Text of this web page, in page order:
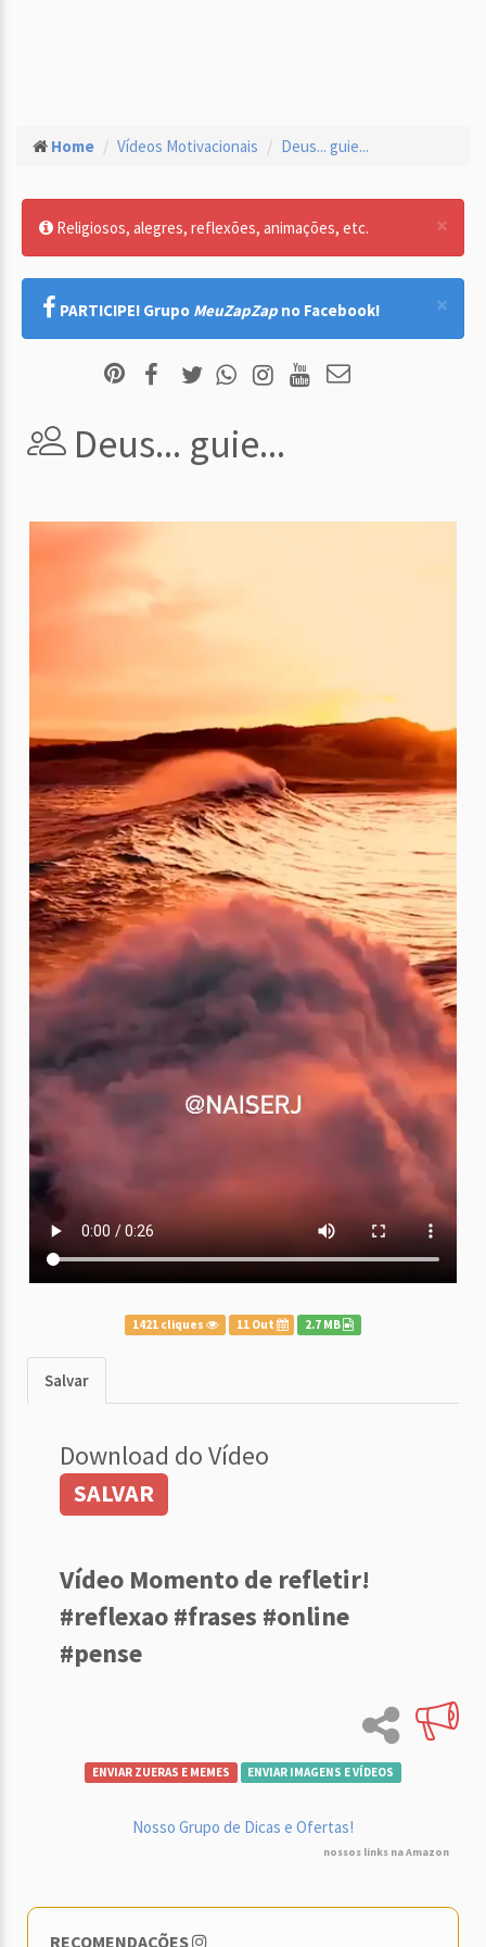
Home Vídeos Motivacionais Deus... guie...
×
Religiosos, alegres, reflexões, animações, etc.
×
PARTICIPE! Grupo MeuZapZap no Facebook!
Deus... guie...
1421 cliques 11 Out 2.7 MB
Salvar
Download do Vídeo
SALVAR
Vídeo Momento de refletir!
#reflexao #frases #online
#pense
ENVIAR ZUERAS E MEMES ENVIAR IMAGENS E VÍDEOS
Nosso Grupo de Dicas e Ofertas!
nossos links na Amazon
RECOMENDAÇÕES